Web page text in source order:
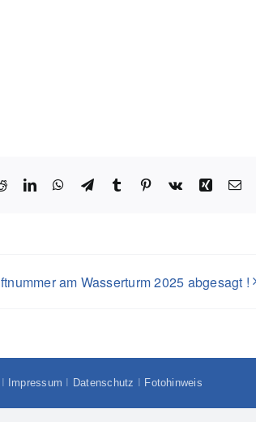
RedditLinkedInWhatsApp
TelegramTumblr Pinterest
Vk Xing E-
am Wasserturm 2025 abgesagt !
Impressum I Datenschutz I Fotohinweis